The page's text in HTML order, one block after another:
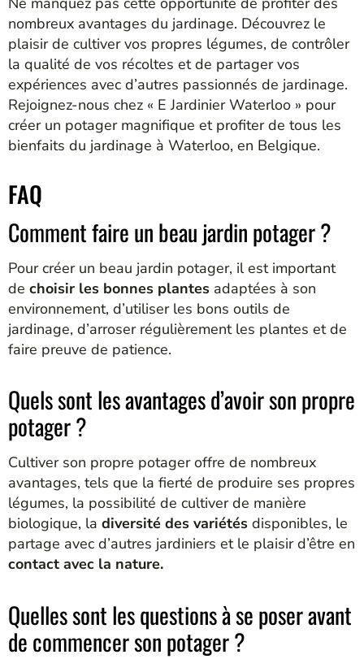
nombreux avantages du jardinage. Découvrez le
plaisir de cultiver vos propres légumes, de contrôler
la qualité de vos récoltes et de partager vos
expériences avec d’autres passionnés de jardinage.
Rejoignez-nous chez « E Jardinier Waterloo » pour
créer un potager magnifique et profiter de tous les
bienfaits du jardinage à Waterloo, en Belgique.
FAQ
Comment faire un beau jardin potager ?
Pour créer un beau jardin potager, il est important
de choisir les bonnes plantes adaptées à son
environnement, d’utiliser les bons outils de
jardinage, d’arroser régulièrement les plantes et de
faire preuve de patience.
Quels sont les avantages d’avoir son propre
potager ?
Cultiver son propre potager offre de nombreux
avantages, tels que la fierté de produire ses propres
légumes, la possibilité de cultiver de manière
biologique, la diversité des variétés disponibles, le
partage avec d’autres jardiniers et le plaisir d’être en
contact avec la nature.
Quelles sont les questions à se poser avant
de commencer son potager ?